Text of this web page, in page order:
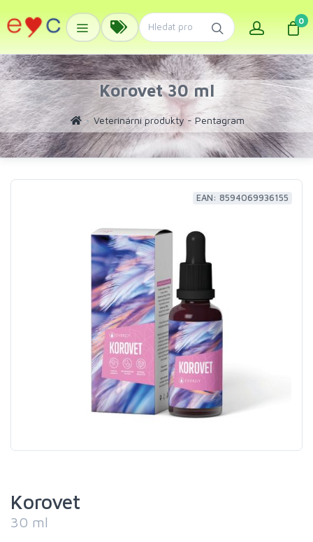
0
Korovet 30 ml
Veterinární produkty - Pentagram
EAN: 8594069936155
Korovet
30 ml